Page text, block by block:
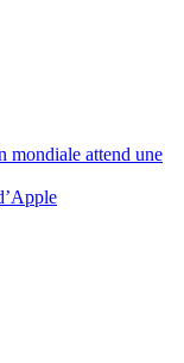
mondiale attend une